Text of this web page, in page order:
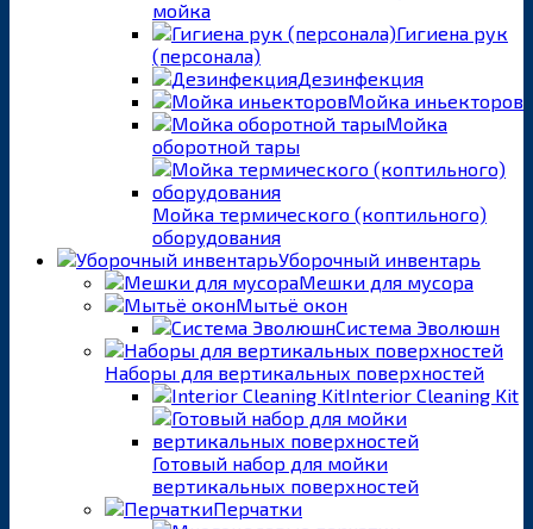
мойка
Гигиена рук
(персонала)
Дезинфекция
Мойка иньекторов
Мойка
оборотной тары
Мойка термического (коптильного)
оборудования
Уборочный инвентарь
Мешки для мусора
Мытьё окон
Система Эволюшн
Наборы для вертикальных поверхностей
Interior Cleaning Kit
Готовый набор для мойки
вертикальных поверхностей
Перчатки